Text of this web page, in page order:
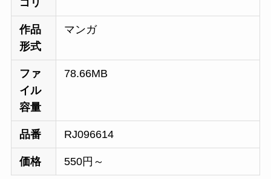
作品
形式
マンガ
ファ
イル
容量
78.66MB
品番 RJ096614
価格 550円～